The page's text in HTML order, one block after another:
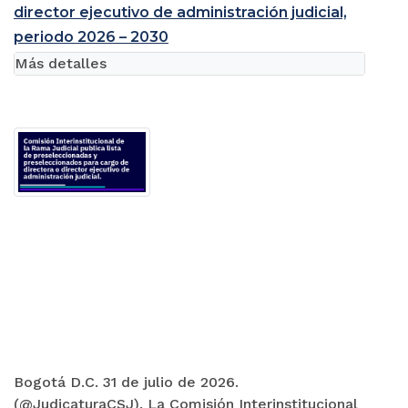
director ejecutivo de administración judicial,
periodo 2026 – 2030
Bogotá D.C. 31 de julio de 2026.
(@JudicaturaCSJ). La Comisión Interinstitucional
Más detalles